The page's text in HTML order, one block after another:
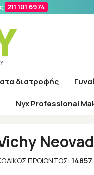
211 101 6974
διατροφής
Nyx Professional
Rose Platinium 50ml
ΠΡΟΪΌΝΤΟΣ: 14857